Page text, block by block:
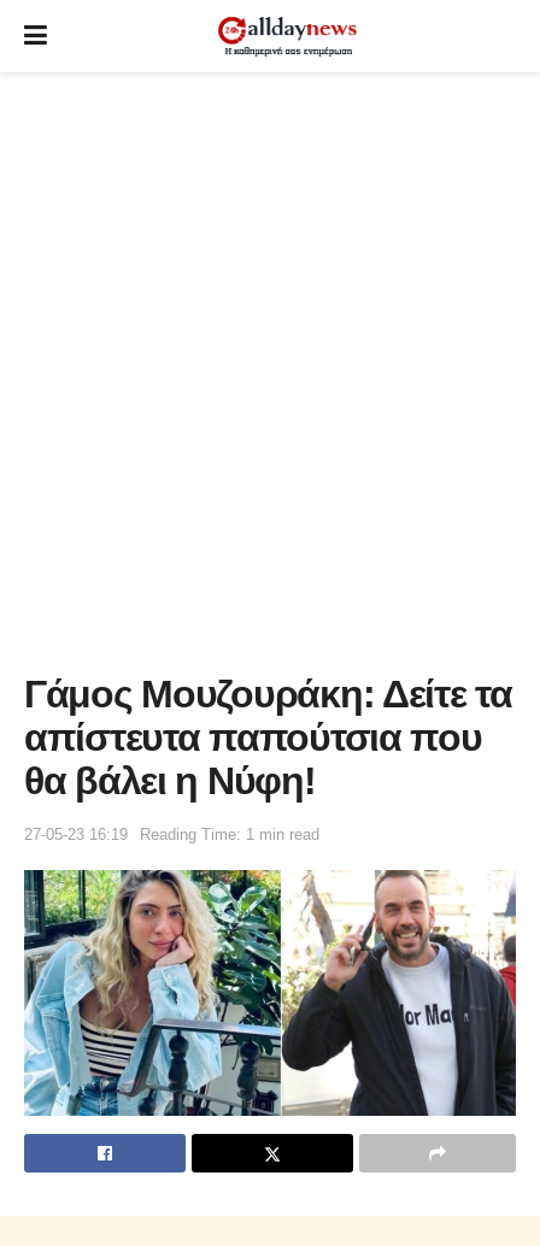
Γάμος Μουζουράκη: Δείτε τα
απίστευτα παπούτσια που
θα βάλει η Νύφη!
27-05-23 16:19 Reading Time: 1 min read